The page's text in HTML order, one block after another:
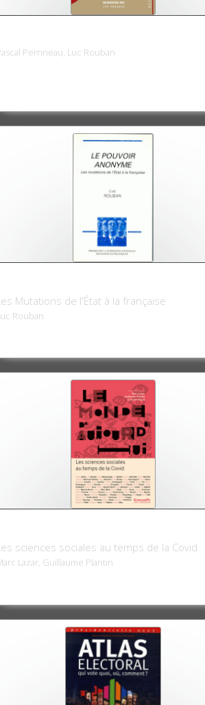
Perrineau, Luc Rouban
Mutations de l'État à la française
Rouban
sciences sociales au temps de la Covid
Lazar, Guillaume Plantin